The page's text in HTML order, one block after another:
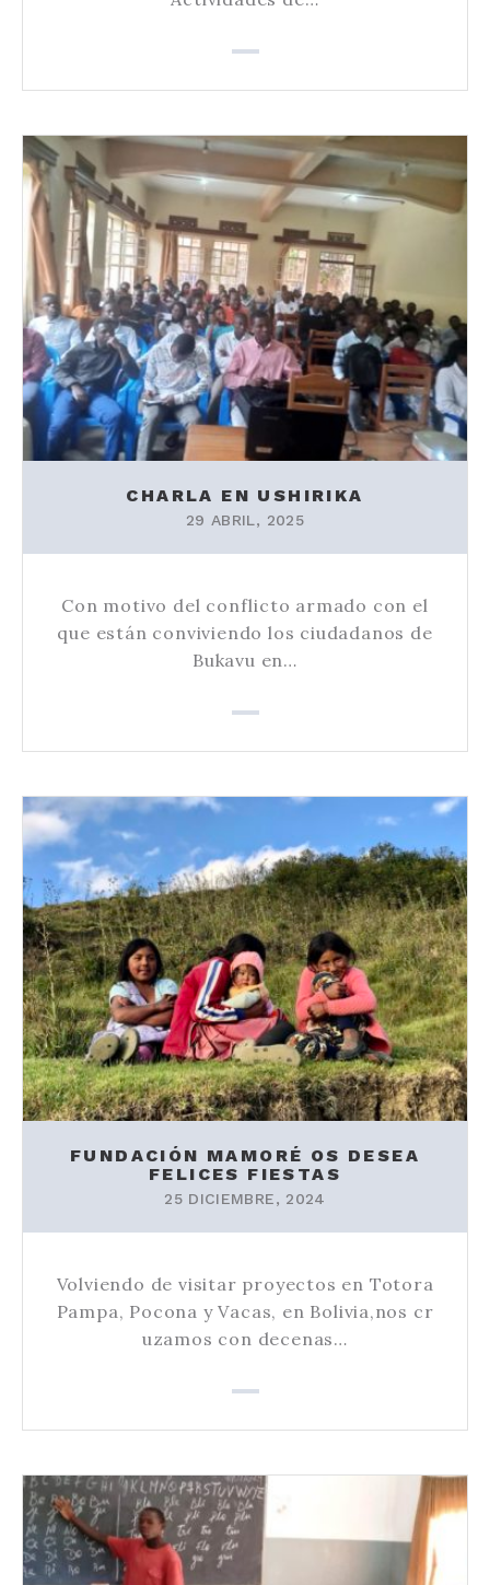
CHARLA EN USHIRIKA
29 ABRIL, 2025
Con motivo del conflicto armado con el
que están conviviendo los ciudadanos de
Bukavu en…
FUNDACIÓN MAMORÉ OS DESEA
FELICES FIESTAS
25 DICIEMBRE, 2024
Volviendo de visitar proyectos en Totora
Pampa, Pocona y Vacas, en Bolivia,nos cr
uzamos con decenas…